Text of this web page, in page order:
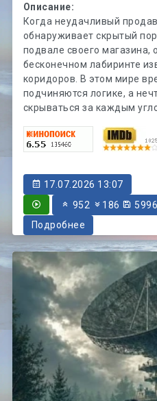
Описание:
Когда неудачливый
обнаруживает скрытый
подвале своего магазина,
бесконечном лабиринте
коридоров. В этом мире
подчиняются логике, а
скрываться за каждым
17.07.2026 13:07
952
186 5996
Подробнее